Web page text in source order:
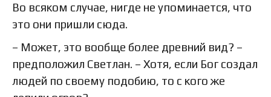
Во всяком случае, нигде не упоминается, что
это они пришли сюда.
– Может, это вообще более древний вид? –
предположил Светлан. – Хотя, если Бог создал
людей по своему подобию, то с кого же